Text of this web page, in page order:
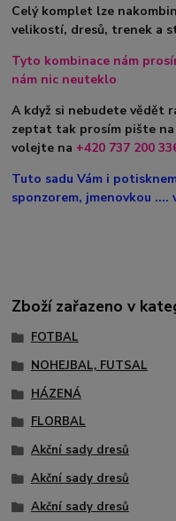
Celý komplet lze
velikostí, dresů, trenek a
Tyto kombinace nám
nám nic neuteklo
A když si nebudete vědět
zeptat tak prosím pište na
volejte na +420 737 200
Tuto sadu Vám i
sponzorem, jmenovkou ....
Zboží zařazeno v
FOTBAL
NOHEJBAL, FUTSAL
HÁZENÁ
FLORBAL
Akční sady dresů
Akční sady dresů
Akční sady dresů